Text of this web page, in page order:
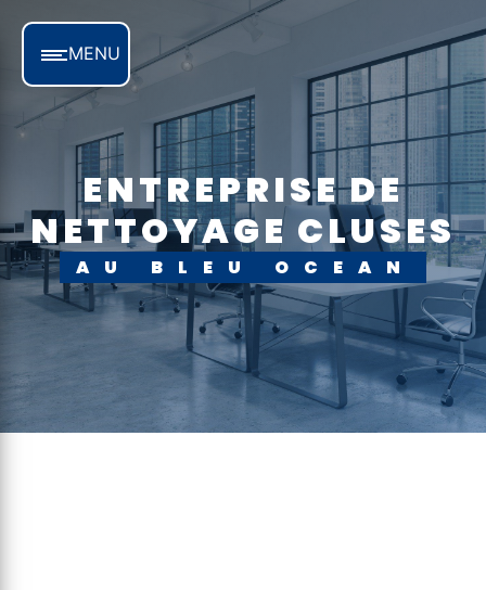
MENU
ENTREPRISE DE
NETTOYAGE CLUSES
AU BLEU OCEAN
Panneau de gestion des cookies